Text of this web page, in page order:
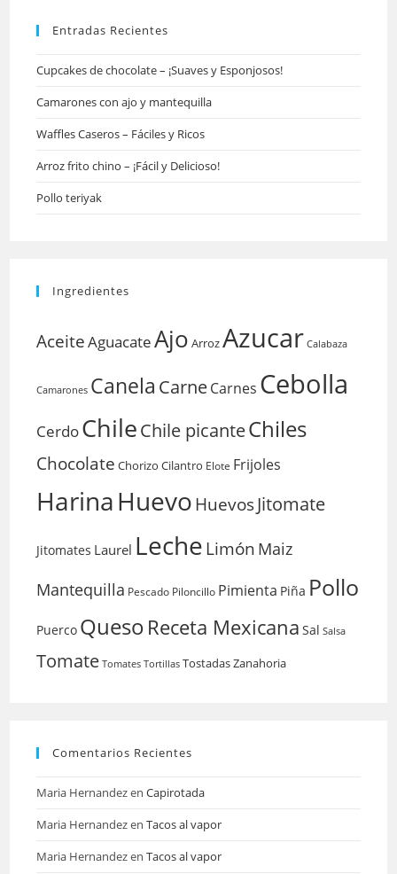
Entradas Recientes
Cupcakes de chocolate – ¡Suaves y Esponjosos!
Camarones con ajo y mantequilla
Waffles Caseros – Fáciles y Ricos
Arroz frito chino – ¡Fácil y Delicioso!
Pollo teriyak
Ingredientes
AceiteAguacateAjo ArrozAzucar Calabaza
Camarones Canela CarneCarnes Cebolla
CerdoChileChile picanteChiles
Chocolate Chorizo Cilantro Elote Frijoles
HarinaHuevoHuevosJitomate
Jitomates Laurel LecheLimón Maiz
Mantequilla Pescado Piloncillo Pimienta Piña Pollo
Puerco QuesoReceta Mexicana Sal Salsa
Tomate Tomates Tortillas TostadasZanahoria
Comentarios Recientes
Maria HernandezenCapirotada
Maria HernandezenTacos al vapor
Maria HernandezenTacos al vapor